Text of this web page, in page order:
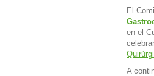
El
en el
A